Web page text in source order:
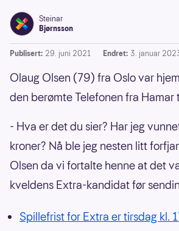
Steinar
Bjørnsson
Publisert: 29. juni 2021 Endret: 3. januar
Olaug Olsen (79) fra Oslo var
den berømte Telefonen fra Hamar
- Hva er det du sier? Har jeg
kroner? Nå ble jeg nesten litt
Olsen da vi fortalte henne at det
kveldens Extra-kandidat før
Spillefrist for Extra er tirsdag kl.